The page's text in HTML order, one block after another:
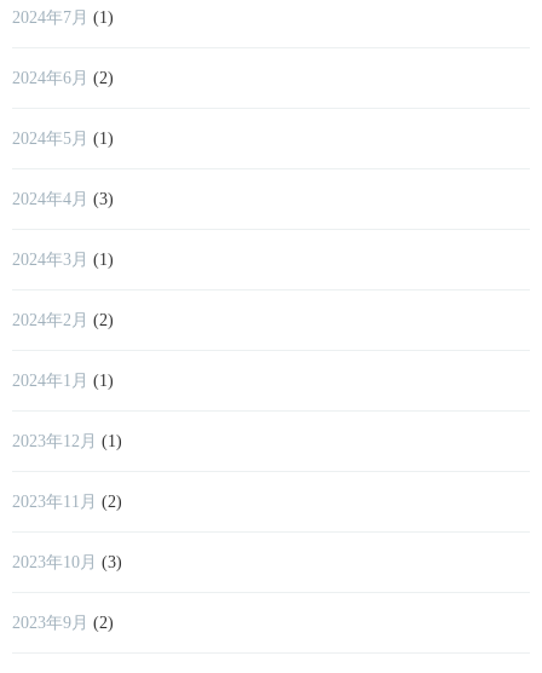
2024年7月 (1)
2024年6月 (2)
2024年5月 (1)
2024年4月 (3)
2024年3月 (1)
2024年2月 (2)
2024年1月 (1)
2023年12月 (1)
2023年11月 (2)
2023年10月 (3)
2023年9月 (2)